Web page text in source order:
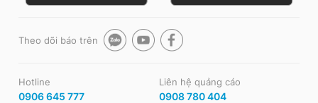
Theo dõi báo trên
Hotline
0906 645 777
Liên hệ quảng cáo
0908 780 404